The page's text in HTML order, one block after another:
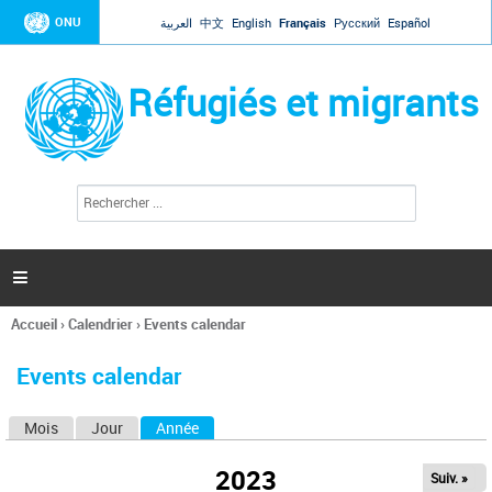
Jump to navigation
ONU العربية 中文 English Français Русский Español
Réfugiés et migrants
l
c
h
e

Vous
ici
Accueil›Calendrier› Events calendar
Events calendar
Mois Jour Année
2023 Suiv. »